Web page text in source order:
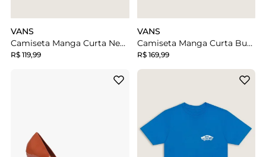
VANS
Camiseta Manga Curta New Vans Classics Black
R$ 119,99
VANS
Camiseta Manga Curta Buckled Black
R$ 169,99